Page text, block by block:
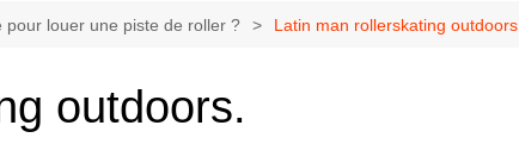
pour louer une piste de roller ? Latin man rollerskating outdoors.
outdoors.